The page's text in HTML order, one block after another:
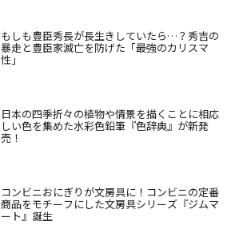
もしも豊臣秀長が長生きしていたら…？秀吉の
暴走と豊臣家滅亡を防げた「最強のカリスマ
性」
日本の四季折々の植物や情景を描くことに相応
しい色を集めた水彩色鉛筆『色辞典』が新発
売！
コンビニおにぎりが文房具に！コンビニの定番
商品をモチーフにした文房具シリーズ『ジムマ
ート』誕生